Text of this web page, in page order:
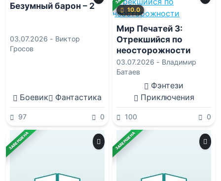
Безумный барон – 2
03.07.2026 - Виктор
Гросов
Боевик Фантастика
97 0
10.0
Мир Печатей 3:
Отрекшийся по
неосторожности
03.07.2026 - Владимир
Батаев
Фэнтези
Приключения
100 0
ЗАВЕРШЕНА ЗАВЕРШЕНА